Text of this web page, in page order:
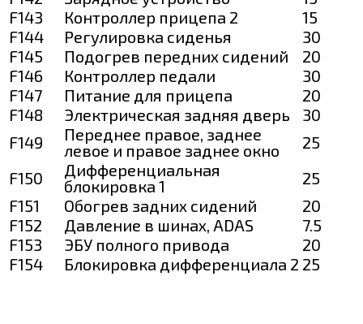
F143
Контроллер прицепа 2
15
F144
Регулировка сиденья
30
F145
Подогрев передних сидений
20
F146
Контроллер педали
30
F147
Питание для прицепа
20
F148
Электрическая задняя дверь
30
F149
Переднее правое, заднее
левое и правое заднее окно
25
F150
Дифференциальная
блокировка 1
25
F151
Обогрев задних сидений
20
F152
Давление в шинах, ADAS
7.5
F153
ЭБУ полного привода
20
F154
Блокировка дифференциала 2 25